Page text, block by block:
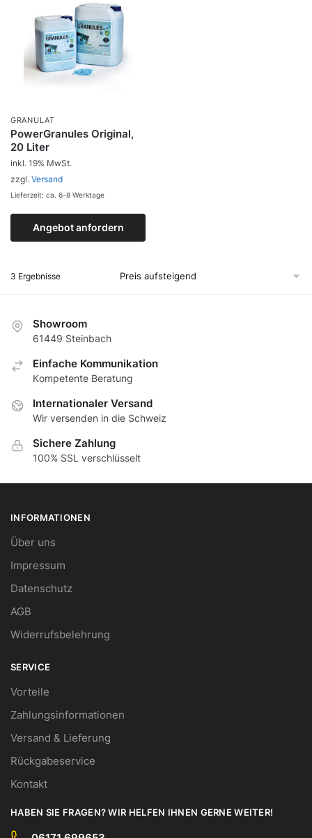
GRANULAT
PowerGranules Original,
20 Liter
Zum Produkt
Angebot anfordern
inkl. 19% MwSt.
zzgl. Versand
Lieferzeit: ca. 6-8 Werktage
3 Ergebnisse
Showroom
61449 Steinbach
Еinfache Kommunikation
Кompetente Beratung
Internationaler Versand
Wir versenden in die Schweiz
Sichere Zahlung
100% SSL verschlüsselt
INFORMATIONEN
Über uns
Impressum
Datenschutz
AGB
Widerrufsbelehrung
SERVICE
Vorteile
Zahlungsinformationen
Versand & Lieferung
Rückgabeservice
Kontakt
HABEN SIE FRAGEN? WIR HELFEN IHNEN GERNE WEITER!